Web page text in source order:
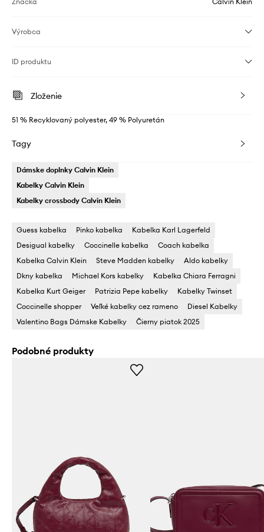
Výrobca
ID produktu
Zloženie
51 % Recyklovaný polyester, 49 % Polyuretán
Tagy
Dámske doplnky Calvin Klein
Kabelky Calvin Klein
Kabelky crossbody Calvin Klein
Guess kabelka Pinko kabelka
Kabelka Karl Lagerfeld
Desigual kabelky
Coccinelle kabelka
Coach kabelka
Kabelka Calvin Klein
Steve Madden kabelky
Aldo kabelky
Dkny kabelka
Michael Kors kabelky
Kabelka Chiara Ferragni
Kabelka Kurt Geiger
Patrizia Pepe kabelky
Kabelky Twinset
Coccinelle shopper
Veľké kabelky cez rameno
Diesel Kabelky
Valentino Bags Dámske Kabelky
Čierny piatok 2025
Podobné produkty